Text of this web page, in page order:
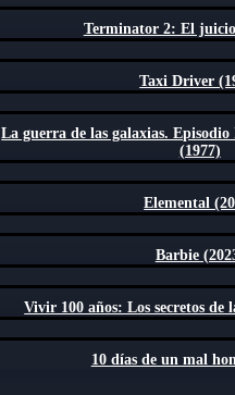
Terminator 2: El
Taxi Driver
La guerra de las galaxias.
(1977)
Elemental
Barbie
Vivir 100 años: Los secretos de
10 días de un mal